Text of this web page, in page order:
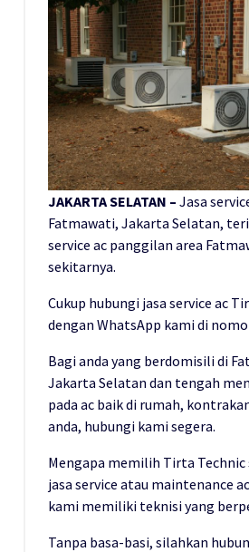
JAKARTA SELATAN – Jasa
Fatmawati, Jakarta Selatan,
service ac panggilan area
sekitarnya.
Cukup hubungi jasa service ac
dengan WhatsApp kami di
Bagi anda yang berdomisili di
Jakarta Selatan dan tengah
pada ac baik di rumah,
anda, hubungi kami segera.
Mengapa memilih Tirta Technic
jasa service atau maintenance
kami memiliki teknisi yang
Tanpa basa-basi, silahkan